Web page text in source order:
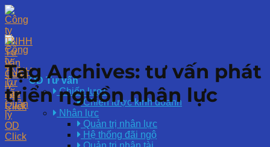
OD Tư vấn
Chiến lược
Chiến lược kinh doanh
Nhân lực
Quản trị nhân lực
Hệ thống đãi ngộ
Tag Archives: tư vấn phát
triển nguồn nhân lực